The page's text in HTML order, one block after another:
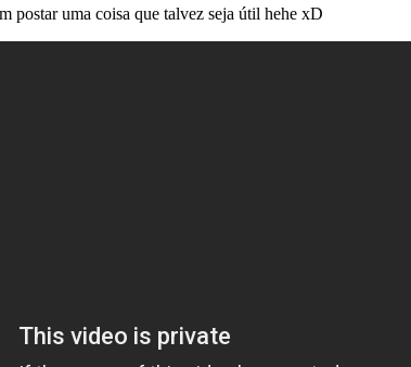
postar uma coisa que talvez seja útil hehe xD